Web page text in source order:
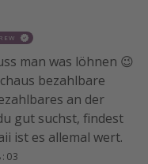
man was löhnen 😉
bezahlbare
an der
gut suchst, findest
ist es allemal wert.